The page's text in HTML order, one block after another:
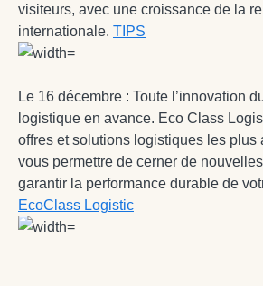
visiteurs, avec une croissance de la
internationale. TIPS
Le 16 décembre : Toute l’innovation
logistique en avance. Eco Class
offres et solutions logistiques les plus
vous permettre de cerner de
garantir la performance durable de
EcoClass Logistic